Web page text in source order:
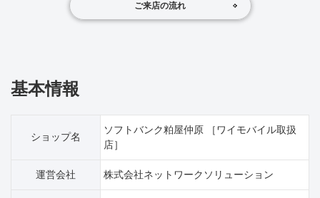
ご来店の流れ
基本情報
ショップ名
ソフトバンク粕屋仲原 ［ワイモバイル取扱
店］
運営会社 株式会社ネットワークソリューション